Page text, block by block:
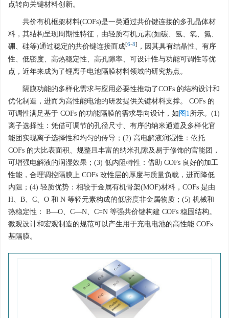
点转向关键材料创新。
共价有机框架材料(COFs)是一类通过共价键连接的多孔晶体材
料，其结构呈现周期性特征，由轻质有机元素(如碳、氢、氧、氮、
硼、硅等)通过稳定的共价键连接而成[6-8]
，因其具有结晶性、有序
性、低密度、高热稳定性、高孔隙率、可设计性与功能可调性等优
点，近年来成为了锂离子电池隔膜材料领域的研究热点。
隔膜功能的多样化需求与应用必要性推动了COFs 的结构设计和
优化制造，进而为高性能电池的研发提供关键材料支撑。 COFs 的
可调性满足基于 COFs 的功能隔膜的需求导向设计，如 图1所示。(1)
离子选择性：凭借可调节的孔径尺寸、有序的纳米通道及多样化官
能团实现离子选择性和均匀的传导；(2) 高电解液润湿性：依托
COFs 的大比表面积、规整且丰富的纳米孔隙及易于修饰的官能团，
可增强电解液的润湿效果；(3) 低内阻特性：借助 COFs 良好的加工
性能，合理调控隔膜上 COFs 改性层的厚度与质量负载，进而降低
内阻；(4) 轻质优势：相较于金属有机骨架(MOF)材料，COFs 是由
H、B、C、O 和 N 等轻元素构成的低密度非金属物质；(5) 机械和
热稳定性： B—O、C—N、C=N 等强共价键构建 COFs 稳固结构。
微观设计和宏观制造的规范可以产生用于充电电池的高性能 COFs
基隔膜。